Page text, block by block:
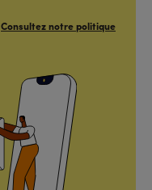
Consultez notre politique